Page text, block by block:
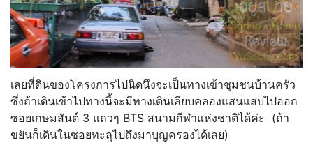
เลยที่ดินของโครงการไปนิดนึงจะเป็นทางเข้าชุมชนบ้านครัว
ซึ่งถ้าเดินเข้าไปทางนี้จะมีทางเดินเลียบคลองแสนแสบไปออก
ซอยเกษมสันต์ 3 แถวๆ BTS สนามกีฬาแห่งชาติได้ค่ะ (ถ้า
ขยันก็เดินในซอยทะลุไปถึงมาบุญครองได้เลย)